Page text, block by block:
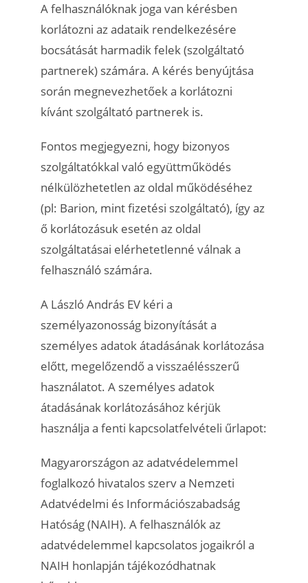
A felhasználóknak joga van kérésben
korlátozni az adataik rendelkezésére
bocsátását harmadik felek (szolgáltató
partnerek) számára. A kérés benyújtása
során megnevezhetőek a korlátozni
kívánt szolgáltató partnerek is.
Fontos megjegyezni, hogy bizonyos
szolgáltatókkal való együttműködés
nélkülözhetetlen az oldal működéséhez
(pl: Barion, mint fizetési szolgáltató), így az
ő korlátozásuk esetén az oldal
szolgáltatásai elérhetetlenné válnak a
felhasználó számára.
A László András EV kéri a
személyazonosság bizonyítását a
személyes adatok átadásának korlátozása
előtt, megelőzendő a visszaélésszerű
használatot. A személyes adatok
átadásának korlátozásához kérjük
használja a fenti kapcsolatfelvételi űrlapot:
Magyarországon az adatvédelemmel
foglalkozó hivatalos szerv a Nemzeti
Adatvédelmi és Információszabadság
Hatóság (NAIH). A felhasználók az
adatvédelemmel kapcsolatos jogaikról a
NAIH honlapján tájékozódhatnak